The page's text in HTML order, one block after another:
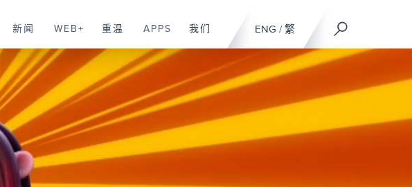
ENG / 繁
新闻 WEB+ 重温 APPS 我们